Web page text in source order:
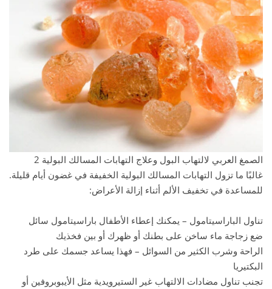
الصمغ العربي لالتهاب البول وعلاج التهابات المسالك البولية 2
غالبًا ما تزول التهابات المسالك البولية الخفيفة في غضون أيام قليلة.
للمساعدة في تخفيف الألم أثناء إزالة الأعراض:
تناول الباراسيتامول – يمكنك إعطاء الأطفال باراسيتامول سائل
ضع زجاجة ماء ساخن على بطنك أو ظهرك أو بين فخذيك
الراحة وشرب الكثير من السوائل – فهذا يساعد جسمك على طرد
البكتيريا
تجنب تناول مضادات الالتهاب غير الستيرويدية مثل الأيبوبروفين أو